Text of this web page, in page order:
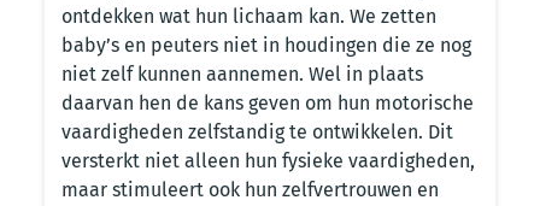
ontdekken wat hun lichaam kan. We zetten
baby’s en peuters niet in houdingen die ze nog
niet zelf kunnen aannemen. Wel in plaats
daarvan hen de kans geven om hun motorische
vaardigheden zelfstandig te ontwikkelen. Dit
versterkt niet alleen hun fysieke vaardigheden,
maar stimuleert ook hun zelfvertrouwen en